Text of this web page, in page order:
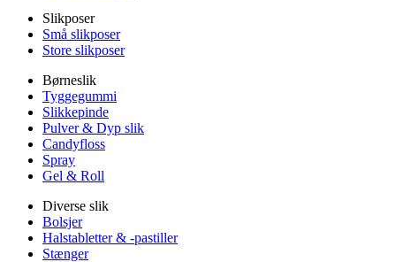
Slikposer
Små slikposer
Store slikposer
Børneslik
Tyggegummi
Slikkepinde
Pulver & Dyp slik
Candyfloss
Spray
Gel & Roll
Diverse slik
Bolsjer
Halstabletter & -pastiller
Stænger